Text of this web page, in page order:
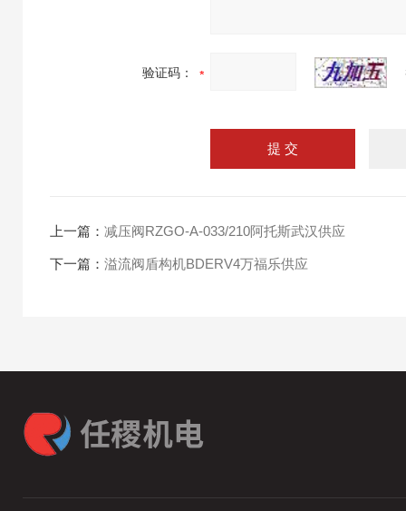
验证码：
上一篇： 减压阀RZGO-A-033/210阿托斯武汉供应
下一篇： 溢流阀盾构机BDERV4万福乐供应